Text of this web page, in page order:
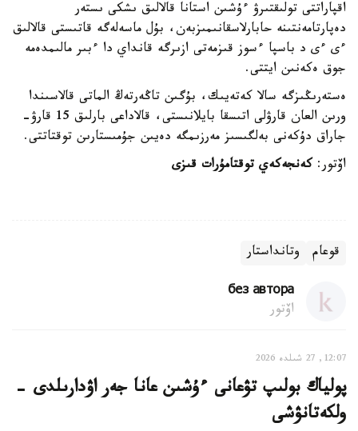
اقپاراتتى تولىقتىرۋ ءۇشىن استانا قالالىق ىشكى ىستەر
دەپارتامەنتىنە حابارلاسقانىمىزبەن، بۇل ماسەلەگە قاتىستى قالالىق
ءى ءى د باسپا ءسوز قىزمەتى ازىرگە قانداي دا ءبىر مالىمدەمە
جوق ەكەنىن ايتتى.
ەستەرىڭىزگە سالا كەتەيىك، بۇگىن تاڭەرتەڭ الماتى قالاسىندا
ورىن العان قارۋلى اتىسقا بايلانىستى، قالاداعى بارلىق 15 قارۋ-
جاراق دۇكەنى بەلگىسىز مەرزىمگە دەيىن جۇمىستارىن توقتاتتى.
اۆتور: كەنجەكەي توقتامۇرات قىزى
قوعام وتانداستار
без автора
اۆتور
12:07, 27 شىلدە 2026
پولياك بولىپ تۋعانى ءۇشىن عانا جەر اۋدارىلدى -
ولكەتانۋشى